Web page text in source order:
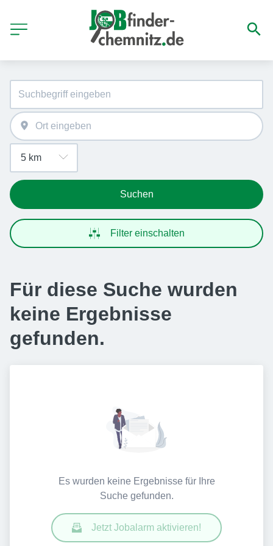
Suchen
Filter einschalten
Für diese Suche wurden
keine Ergebnisse
gefunden.
Es wurden keine Ergebnisse für Ihre
Suche gefunden.
Jetzt Jobalarm aktivieren!